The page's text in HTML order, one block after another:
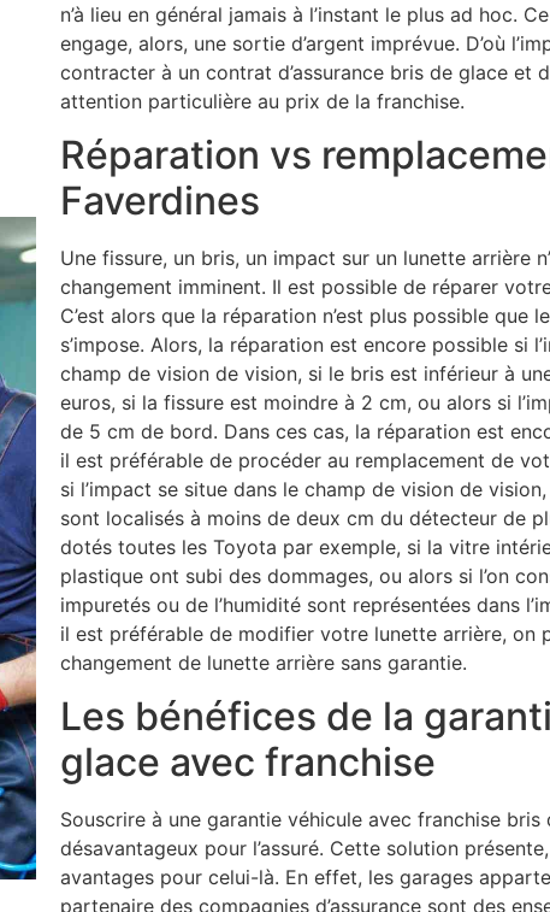
n’à lieu en général jamais à l’instant le plus ad hoc.
engage, alors, une sortie d’argent imprévue. D’où
contracter à un contrat d’assurance bris de glace et
attention particulière au prix de la franchise.
Réparation vs
Faverdines
Une fissure, un bris, un impact sur un lunette arrière
changement imminent. Il est possible de réparer
C’est alors que la réparation n’est plus possible que
s’impose. Alors, la réparation est encore possible si
champ de vision de vision, si le bris est inférieur à
euros, si la fissure est moindre à 2 cm, ou alors si
de 5 cm de bord. Dans ces cas, la réparation est
il est préférable de procéder au remplacement de
si l’impact se situe dans le champ de vision de
sont localisés à moins de deux cm du détecteur de
dotés toutes les Toyota par exemple, si la vitre
plastique ont subi des dommages, ou alors si l’on
impuretés ou de l’humidité sont représentées dans
il est préférable de modifier votre lunette arrière, on
changement de lunette arrière sans garantie.
Les bénéfices de la
glace avec franchise
Souscrire à une garantie véhicule avec franchise bris
désavantageux pour l’assuré. Cette solution
avantages pour celui-là. En effet, les garages
partenaire des compagnies d’assurance sont des